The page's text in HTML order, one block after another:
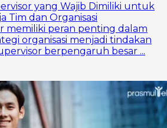
yang Wajib Dimiliki untuk
Tim dan Organisasi
memiliki peran penting dalam
organisasi menjadi tindakan
berpengaruh besar ...